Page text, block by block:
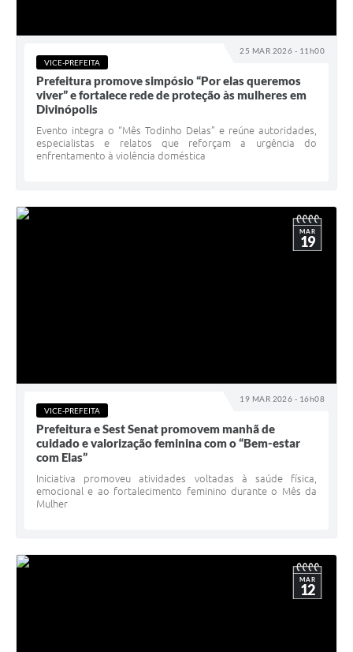
25 MAR 2026 - 11h00
VICE-PREFEITA
Prefeitura promove simpósio “Por elas queremos
viver” e fortalece rede de proteção às mulheres em
Divinópolis
Evento integra o “Mês Todinho Delas” e reúne autoridades,
especialistas e relatos que reforçam a urgência do
enfrentamento à violência doméstica
19 MAR 2026 - 16h08
MAR
19
VICE-PREFEITA
Prefeitura e Sest Senat promovem manhã de
cuidado e valorização feminina com o “Bem-estar
com Elas”
Iniciativa promoveu atividades voltadas à saúde física,
emocional e ao fortalecimento feminino durante o Mês da
Mulher
MAR
12